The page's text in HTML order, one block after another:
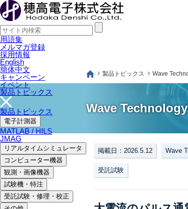
用語集
メルマガ登録
採用情報
English
簡体中文
キャンペーン
イベント
製品トピックス
製品トピックス
電子計測器
MATLAB / HILS
JMAG
リアルタイムシミュレータ
コンピューター機器
観測・画像機器
試験機・特注
受託試験・修理・校正
製品トピックス Wave
Wave
掲載日：2026.5.12 Wave
受託試験